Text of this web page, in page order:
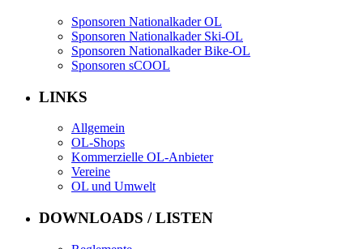
Sponsoren Nationalkader OL
Sponsoren Nationalkader Ski-OL
Sponsoren Nationalkader Bike-OL
Sponsoren sCOOL
LINKS
Allgemein
OL-Shops
Kommerzielle OL-Anbieter
Vereine
OL und Umwelt
DOWNLOADS / LISTEN